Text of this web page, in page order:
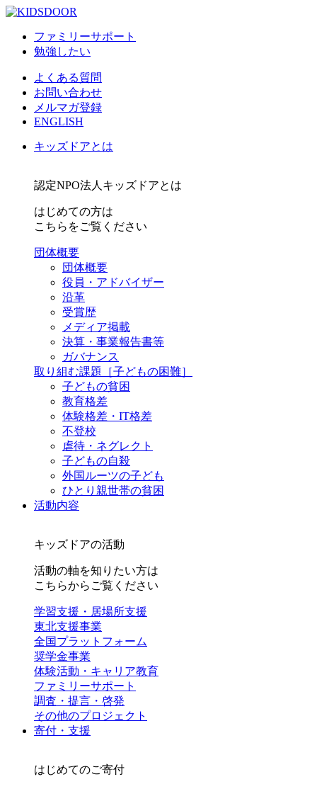
ファミリーサポート
勉強したい
よくある質問
お問い合わせ
メルマガ登録
ENGLISH
キッズドアとは
認定NPO法人キッズドアとは
はじめての方は
こちらをご覧ください
団体概要
団体概要
役員・アドバイザー
沿革
受賞歴
メディア掲載
決算・事業報告書等
ガバナンス
取り組む課題
［子どもの困難］
子どもの貧困
教育格差
体験格差・IT格差
不登校
虐待・ネグレクト
子どもの自殺
外国ルーツの子ども
ひとり親世帯の貧困
活動内容
キッズドアの活動
活動の軸を知りたい方は
こちらからご覧ください
学習支援・居場所支援
東北支援事業
全国プラットフォーム
奨学金事業
体験活動・キャリア教育
ファミリーサポート
調査・提言・啓発
その他のプロジェクト
寄付・支援
はじめてのご寄付